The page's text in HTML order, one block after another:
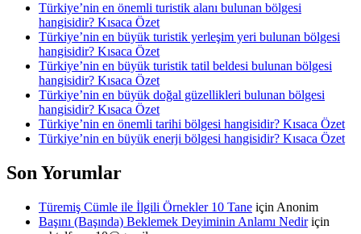
Türkiye’nin en önemli turistik alanı bulunan bölgesi
hangisidir? Kısaca Özet
Türkiye’nin en büyük turistik yerleşim yeri bulunan bölgesi
hangisidir? Kısaca Özet
Türkiye’nin en büyük turistik tatil beldesi bulunan bölgesi
hangisidir? Kısaca Özet
Türkiye’nin en büyük doğal güzellikleri bulunan bölgesi
hangisidir? Kısaca Özet
Türkiye’nin en önemli tarihi bölgesi hangisidir? Kısaca Özet
Türkiye’nin en büyük enerji bölgesi hangisidir? Kısaca Özet
Son Yorumlar
Türemiş Cümle ile İlgili Örnekler 10 Tane için Anonim
Başını (Başında) Beklemek Deyiminin Anlamı Nediriçin